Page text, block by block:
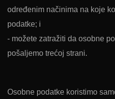
određenim načinima na koje
podatke; i
- možete zatražiti da osobne
pošaljemo trećoj strani.
Osobne podatke koristimo